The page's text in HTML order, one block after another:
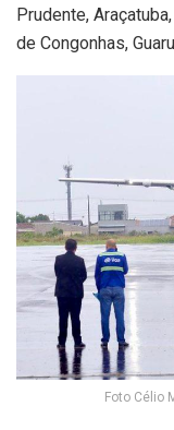
Prudente,
de Congonhas,
Foto Célio